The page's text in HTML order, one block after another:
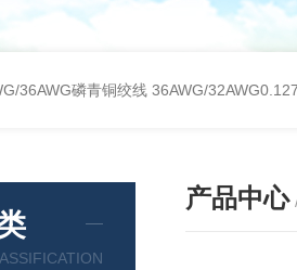
36AWG磷青铜绞线 36AWG/
产品中心